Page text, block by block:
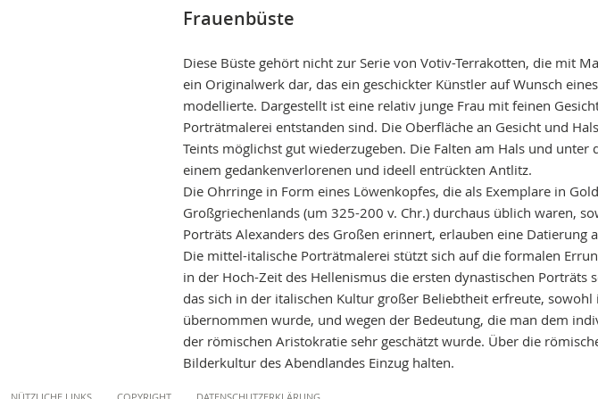
Frauenbüste
Diese Büste gehört nicht zur Serie von Votiv-Terrakotten, die mit
ein Originalwerk dar, das ein geschickter Künstler auf Wunsch
modellierte. Dargestellt ist eine relativ junge Frau mit feinen
Porträtmalerei entstanden sind. Die Oberfläche an Gesicht und
Teints möglichst gut wiederzugeben. Die Falten am Hals und unter
einem gedankenverlorenen und ideell entrückten Antlitz.
Die Ohrringe in Form eines Löwenkopfes, die als Exemplare in
Großgriechenlands (um 325-200 v. Chr.) durchaus üblich waren,
Porträts Alexanders des Großen erinnert, erlauben eine Datierung
Die mittel-italische Porträtmalerei stützt sich auf die formalen
in der Hoch-Zeit des Hellenismus die ersten dynastischen Porträts
das sich in der italischen Kultur großer Beliebtheit erfreute,
übernommen wurde, und wegen der Bedeutung, die man dem
der römischen Aristokratie sehr geschätzt wurde. Über die
Bilderkultur des Abendlandes Einzug halten.